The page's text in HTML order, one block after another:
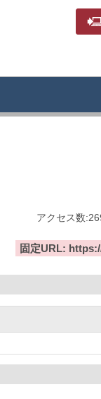
アクセス数:
固定URL: